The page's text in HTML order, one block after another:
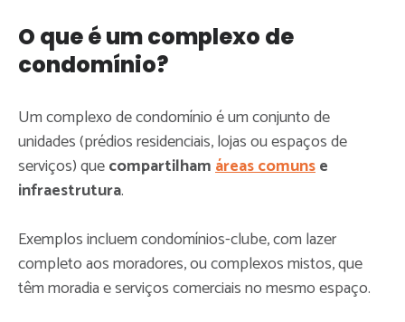
O que é um complexo de
condomínio?
Um complexo de condomínio é um conjunto de
unidades (prédios residenciais, lojas ou espaços de
serviços) quecompartilhamáreas comunse
infraestrutura.
Exemplos incluem condomínios-clube, com lazer
completo aos moradores, ou complexos mistos, que
têm moradia e serviços comerciais no mesmo espaço.